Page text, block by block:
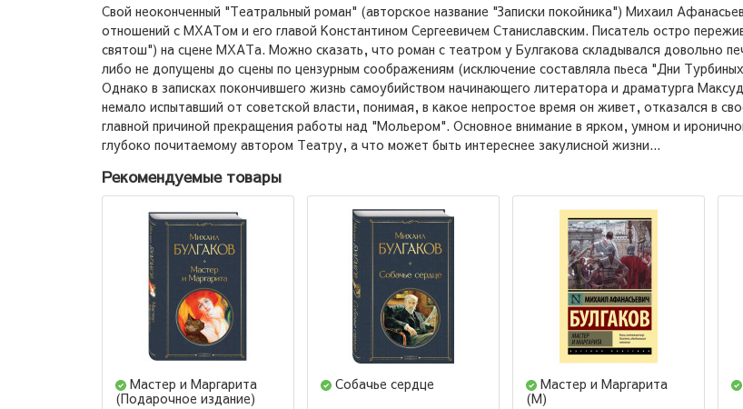
Свой неоконченный "Театральный роман" (авторское название "Записки покойника") Михаил
отношений с МХАТом и его главой Константином Сергеевичем Станиславским. Писатель остро
святош") на сцене МХАТа. Можно сказать, что роман с театром у Булгакова складывался довольно
либо не допущены до сцены по цензурным соображениям (исключение составляла пьеса "Дни
Однако в записках покончившего жизнь самоубийством начинающего литератора и драматурга
немало испытавший от советской власти, понимая, в какое непростое время он живет, отказался в
главной причиной прекращения работы над "Мольером". Основное внимание в ярком, умном и
глубоко почитаемому автором Театру, а что может быть интереснее закулисной жизни...
Рекомендуемые товары
Мастер и Маргарита
(Подарочное издание)
Собачье сердце
Мастер и Маргарита
(М)